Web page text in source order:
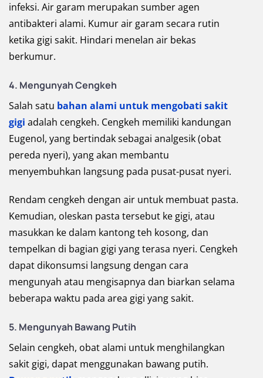
infeksi. Air garam merupakan sumber agen
antibakteri alami. Kumur air garam secara rutin
ketika gigi sakit. Hindari menelan air bekas
berkumur.
4. Mengunyah Cengkeh
Salah satu bahan alami untuk mengobati sakit
gigi adalah cengkeh. Cengkeh memiliki kandungan
Eugenol, yang bertindak sebagai analgesik (obat
pereda nyeri), yang akan membantu
menyembuhkan langsung pada pusat-pusat nyeri.
Rendam cengkeh dengan air untuk membuat pasta.
Kemudian, oleskan pasta tersebut ke gigi, atau
masukkan ke dalam kantong teh kosong, dan
tempelkan di bagian gigi yang terasa nyeri. Cengkeh
dapat dikonsumsi langsung dengan cara
mengunyah atau mengisapnya dan biarkan selama
beberapa waktu pada area gigi yang sakit.
5. Mengunyah Bawang Putih
Selain cengkeh, obat alami untuk menghilangkan
sakit gigi, dapat menggunakan bawang putih.